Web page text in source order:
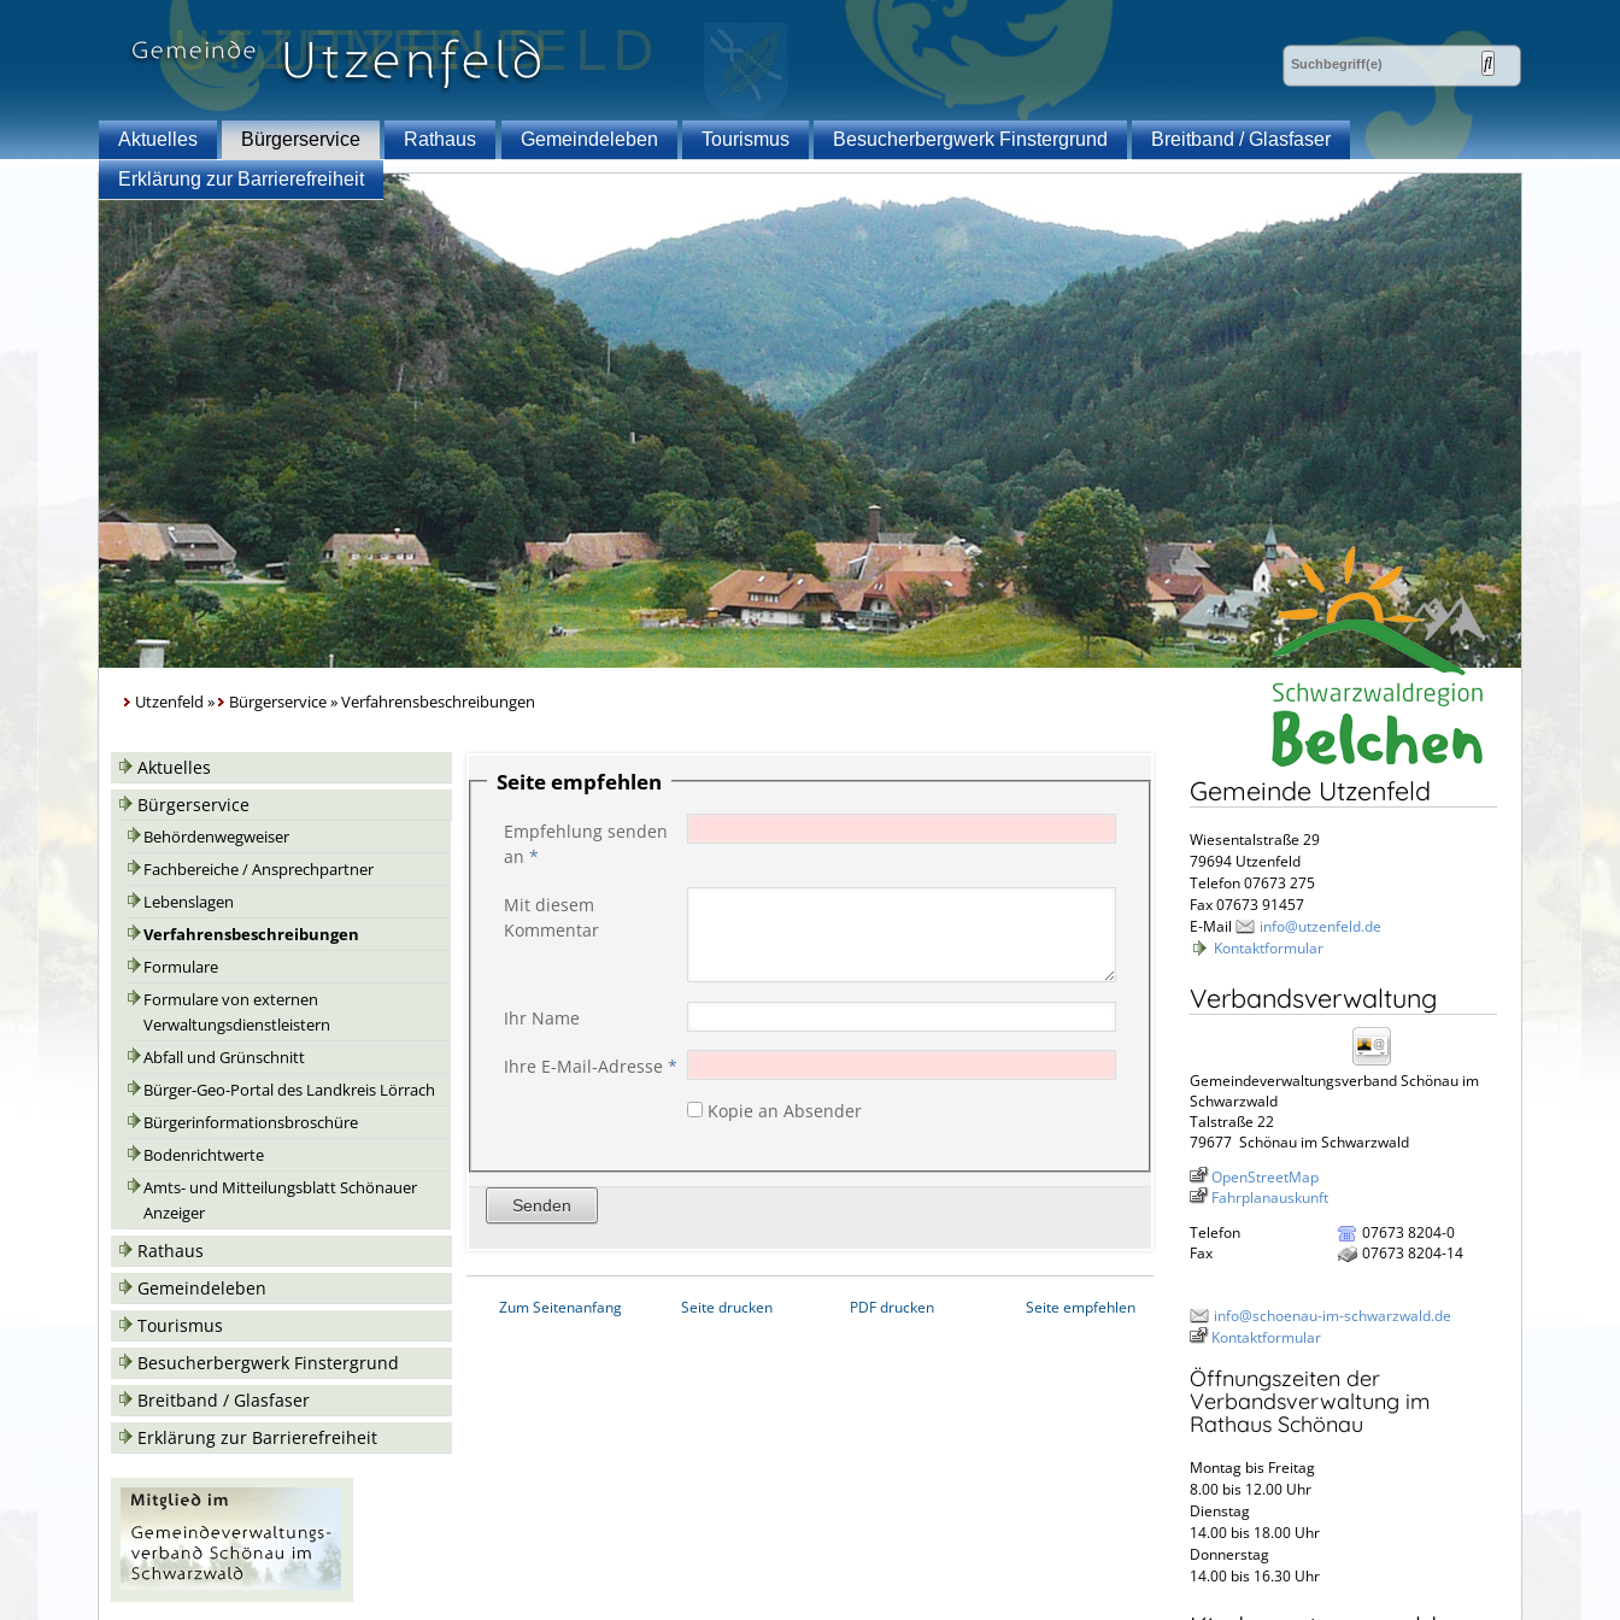
Aktuelles Bürgerservice Rathaus Gemeindeleben Tourismus Besucherbergwerk Finstergrund
Breitband / Glasfaser
Erklärung zur Barrierefreiheit
Utzenfeld » Bürgerservice»Verfahrensbeschreibungen
Aktuelles
Bürgerservice
Behördenwegweiser
Fachbereiche / Ansprechpartner
Lebenslagen
Verfahrensbeschreibungen
Formulare
Formulare von externen
Verwaltungsdienstleistern
Abfall und Grünschnitt
Bürger-Geo-Portal des Landkreis Lörrach
Bürgerinformationsbroschüre
Bodenrichtwerte
Amts- und Mitteilungsblatt Schönauer
Anzeiger
Rathaus
Gemeindeleben
Tourismus
Besucherbergwerk Finstergrund
Breitband / Glasfaser
Erklärung zur Barrierefreiheit
Seite empfehlen
Empfehlung senden
an *
Mit diesem
Kommentar
Ihr Name
Ihre E-Mail-Adresse *
Kopie an Absender
Zum Seitenanfang Seite drucken PDF drucken Seite empfehlen
Gemeinde Utzenfeld
Wiesentalstraße 29
79694 Utzenfeld
Telefon 07673 275
Fax 07673 91457
E-Mail
info@utzenfeld.de
Kontaktformular
Verbandsverwaltung
Gemeindeverwaltungsverband Schönau im
Schwarzwald
Talstraße 22
79677 Schönau im Schwarzwald
OpenStreetMap
Fahrplanauskunft
Telefon
07673 8204-0
Fax
07673 8204-14
info@schoenau-im-schwarzwald.de
Kontaktformular
Öffnungszeiten der
Verbandsverwaltung im
Rathaus Schönau
Montag bis Freitag
8.00 bis 12.00 Uhr
Dienstag
14.00 bis 18.00 Uhr
Donnerstag
14.00 bis 16.30 Uhr